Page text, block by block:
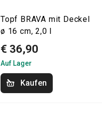
Topf BRAVA mit Deckel
ø 16 cm, 2,0 l
€ 36,90
Auf Lager
Kaufen